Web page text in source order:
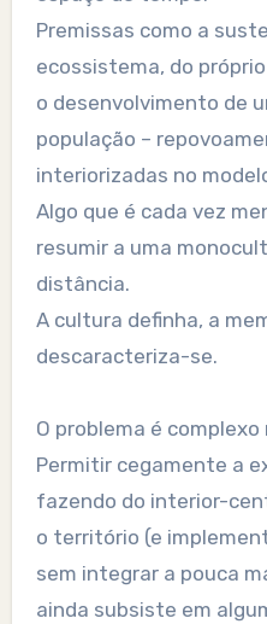
Premissas como a
ecossistema, do
o desenvolvimento de
população –
interiorizadas no
Algo que é cada vez
resumir a uma
distância.
A cultura definha, a
descaracteriza-se.
O problema é
Permitir cegamente a
fazendo do interior-
o território (e
sem integrar a pouca
ainda subsiste em